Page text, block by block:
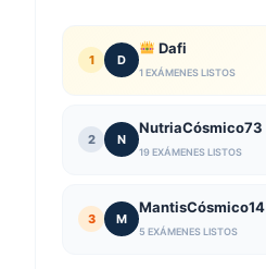
1 D
Dafi
1 EXÁMENES LISTOS
2 N
NutriaCósmico73
19 EXÁMENES LISTOS
3 M
MantisCósmico14
5 EXÁMENES LISTOS